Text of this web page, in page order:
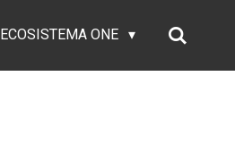
ECOSISTEMA ONE